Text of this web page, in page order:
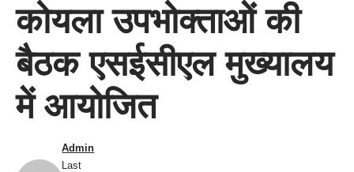
कोयला उपभोक्ताओं की
बैठक एसईसीएल मुख्यालय
में आयोजित
Last
Admin